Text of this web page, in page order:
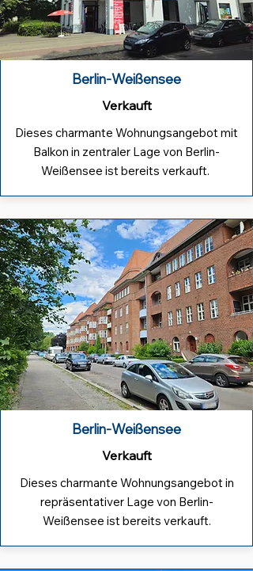
Berlin-Weißensee
Verkauft
Dieses charmante Wohnungsangebot mit
Balkon in zentraler Lage von Berlin-
Weißensee ist bereits verkauft.
Berlin-Weißensee
Verkauft
Dieses charmante Wohnungsangebot in
repräsentativer Lage von Berlin-
Weißensee ist bereits verkauft.